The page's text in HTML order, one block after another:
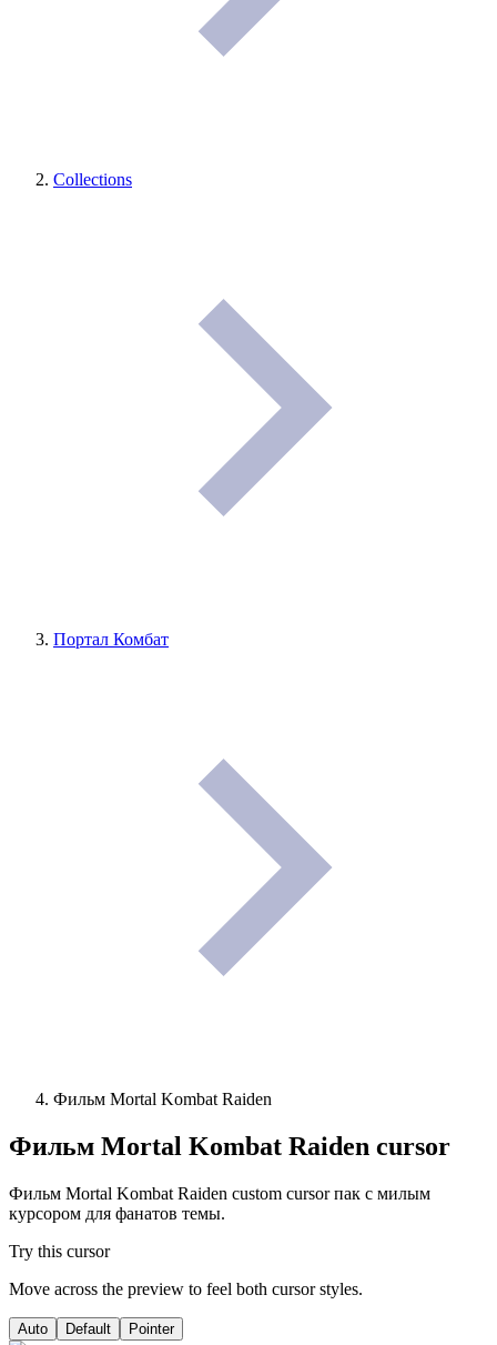
Collections
Портал Комбат
Фильм Mortal Kombat Raiden
Фильм Mortal Kombat Raiden cursor
Фильм Mortal Kombat Raiden custom cursor пак с милым
курсором для фанатов темы.
Try this cursor
Move across the preview to feel both cursor styles.
Auto Default Pointer